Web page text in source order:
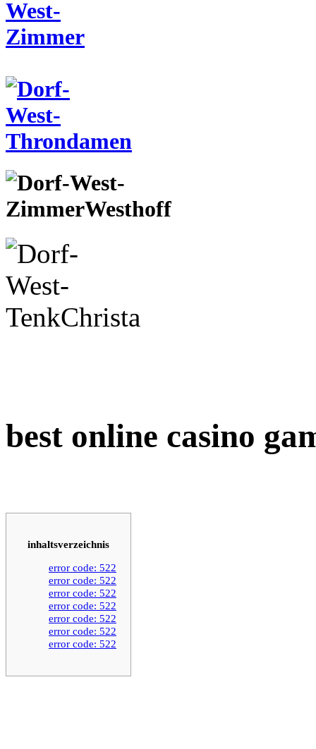
best online casino
inhaltsverzeichnis
error code: 522
error code: 522
error code: 522
error code: 522
error code: 522
error code: 522
error code: 522